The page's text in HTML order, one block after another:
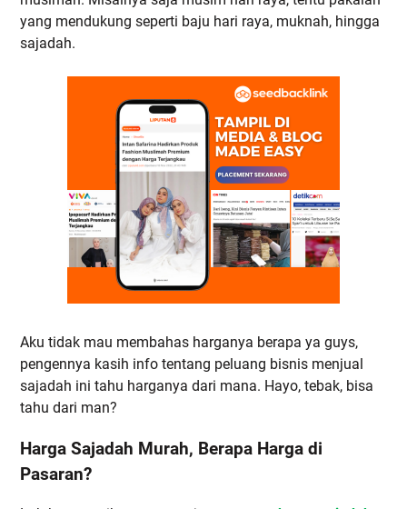
yang mendukung seperti baju hari raya, muknah, hingga
sajadah.
Aku tidak mau membahas harganya berapa ya guys,
pengennya kasih info tentang peluang bisnis menjual
sajadah ini tahu harganya dari mana. Hayo, tebak, bisa
tahu dari man?
Harga Sajadah Murah, Berapa Harga di
Pasaran?